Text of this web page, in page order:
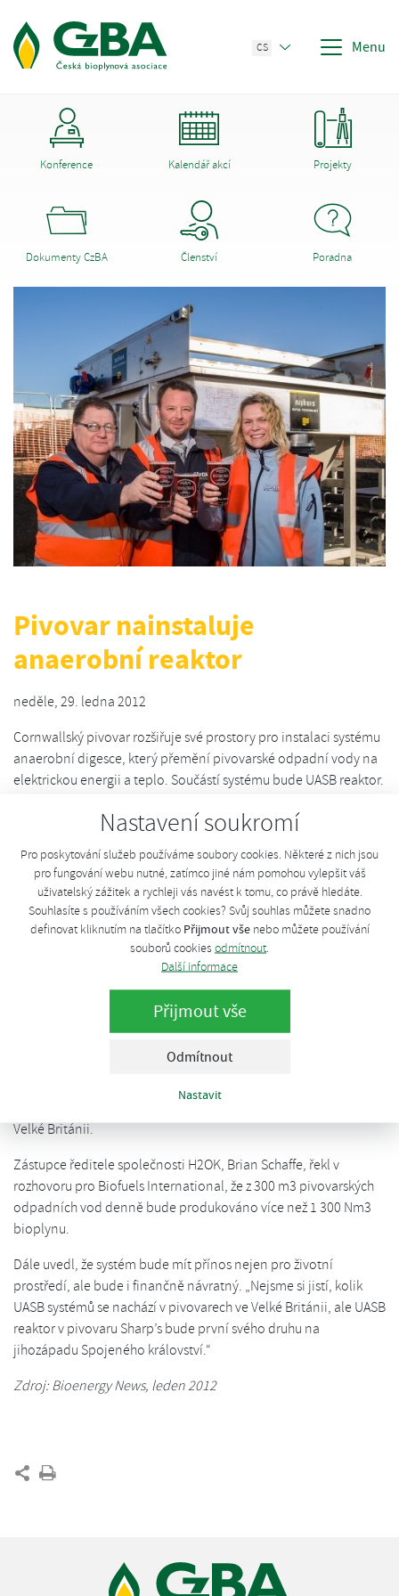
Nastavení soukromí
Pro poskytování služeb používáme soubory cookies. Některé z nich jsou
pro fungování webu nutné, zatímco jiné nám pomohou vylepšit váš
uživatelský zážitek a rychleji vás navést k tomu, co právě hledáte.
Souhlasíte s používáním všech cookies? Svůj souhlas můžete snadno
definovat kliknutím na tlačítko Přijmout všenebo můžete používání
souborů cookies odmítnout.
Další informace
Přijmout vše
Odmítnout
Nastavit
CS Menu
Konference Kalendář akcí Projekty
Dokumenty CzBA Členství Poradna
Pivovar nainstaluje
anaerobní reaktor
neděle, 29. ledna 2012
Cornwallský pivovar rozšiřuje své prostory pro instalaci systému
anaerobní digesce, který přemění pivovarské odpadní vody na
elektrickou energii a teplo. Součástí systému bude UASB reaktor.
Technologický proces, který vyjde na 1 milion liber (1,2 mil. eur),
and Energy se sídlem ve městě Truro. Během procesu jsou
odpadní kapaliny přeměňovány na bioplyn, ze kterého je dále
vyrobena elektrická energie a teplo. Proces sníží množství
odpadních vod zpracovávaných na blízké čistírně odpadních
Projekt by měl být podle plánu dokončen v dubnu. H2OK
uzavřela partnerství s nizozemskou společností Nijhuis, která jí
poskytne technologii anaerobní digesce.
Emma Bebbington, generální ředitelka pivovaru Sharp’s, k tomu
Velké Británii.
Zástupce ředitele společnosti H2OK, Brian Schaffe, řekl v
rozhovoru pro Biofuels International, že z 300 m3 pivovarských
odpadních vod denně bude produkováno více než 1 300 Nm3
bioplynu.
Dále uvedl, že systém bude mít přínos nejen pro životní
prostředí, ale bude i finančně návratný. „Nejsme si jistí, kolik
UASB systémů se nachází v pivovarech ve Velké Británii, ale UASB
reaktor v pivovaru Sharp’s bude první svého druhu na
jihozápadu Spojeného království.“
Zdroj: Bioenergy News, leden 2012